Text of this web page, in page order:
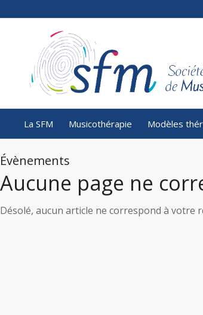
La SFM Musicothérapie Modèles
Évènements
Aucune page ne
Désolé, aucun article ne correspond à votre